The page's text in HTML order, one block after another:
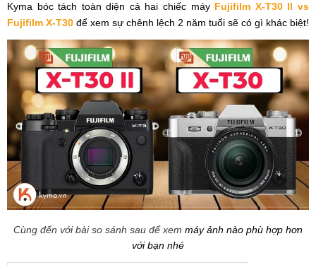
Kyma bóc tách toàn diện cả hai chiếc máy Fujifilm X-T30 II vs
Fujifilm X-T30 để xem sự chênh lệch 2 năm tuổi sẽ có gì khác biệt!
Cùng đến với bài so sánh sau để xem máy ảnh nào phù hợp hơn
với bạn nhé